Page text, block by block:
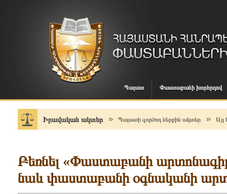
Պալատ Փաստաբանի խորհրդով
Իրավական ակտեր Պալատի գործող ներքին ակտեր Այլ
Բեռնել «Փաստաբանի
նաև փաստաբանի օգնականի